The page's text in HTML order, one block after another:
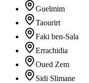
Guelmim
Taourirt
Faki ben-Sala
Errachidia
Oued Zem
Sidi Slimane